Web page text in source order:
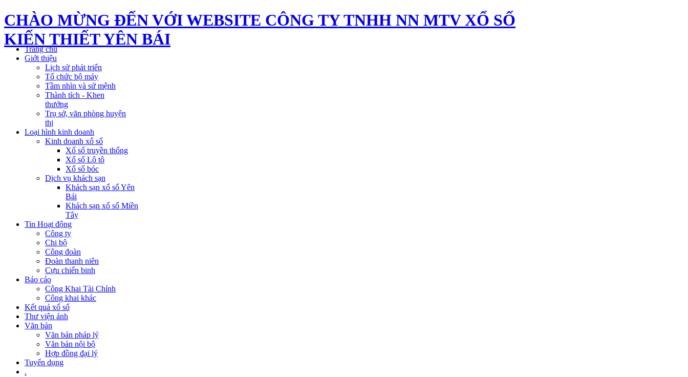
CHÀO MỪNG ĐẾN VỚI WEBSITE CÔNG TY TNHH NN MTV XỔ SỐ
KIẾN THIẾT YÊN BÁI
Trang chủ
Giới thiệu
Lịch sử phát triển
Tổ chức bộ máy
Tầm nhìn và sứ mệnh
Thành tích - Khen
thưởng
Trụ sở, văn phòng huyện
thị
Loại hình kinh doanh
Kinh doanh xổ số
Xổ số truyền thống
Xổ số Lô tô
Xổ số bóc
Dịch vụ khách sạn
Khách sạn xổ số Yên
Bái
Khách sạn xổ số Miền
Tây
Tin Hoạt động
Công ty
Chi bộ
Công đoàn
Đoàn thanh niên
Cựu chiến binh
Báo cáo
Công Khai Tài Chính
Công khai khác
Kết quả xổ số
Thư viện ảnh
Văn bản
Văn bản pháp lý
Văn bản nội bộ
Hợp đồng đại lý
Tuyển dụng
.